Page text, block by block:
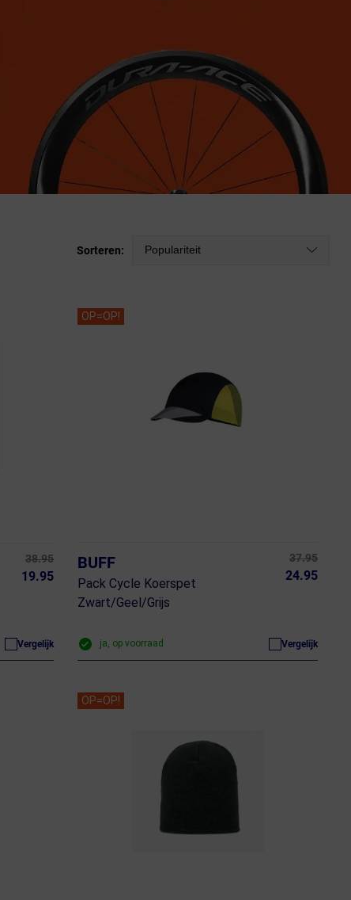
Sorteren: Populariteit
38.95
19.95
Vergelijk
OP=OP!
BUFF
Pack Cycle Koerspet
Zwart/Geel/Grijs
37.95
24.95
ja, op voorraad Vergelijk
OP=OP!